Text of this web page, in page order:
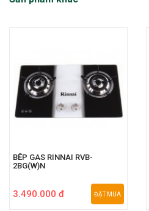
BẾP GAS RINNAI RVB-
2BG(W)N
3.490.000 đ ĐẶT MUA